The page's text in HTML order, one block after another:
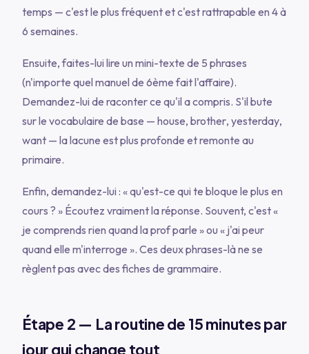
temps — c'est le plus fréquent et c'est rattrapable en 4 à
6 semaines.
Ensuite, faites-lui lire un mini-texte de 5 phrases
(n'importe quel manuel de 6ème fait l'affaire).
Demandez-lui de raconter ce qu'il a compris. S'il bute
sur le vocabulaire de base — house, brother, yesterday,
want — la lacune est plus profonde et remonte au
primaire.
Enfin, demandez-lui : « qu'est-ce qui te bloque le plus en
cours ? » Écoutez vraiment la réponse. Souvent, c'est«
je comprends rien quand la prof parle »ou « j'ai peur
quand elle m'interroge ». Ces deux phrases-là ne se
règlent pas avec des fiches de grammaire.
Étape 2 — La routine de 15 minutes par
jour qui change tout